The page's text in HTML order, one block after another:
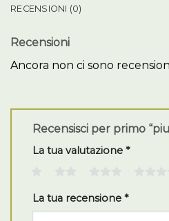
RECENSIONI (0)
Recensioni
Ancora non ci sono
Recensisci per primo
La tua valutazione *
La tua recensione *